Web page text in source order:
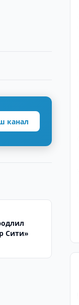
канал
Сити»